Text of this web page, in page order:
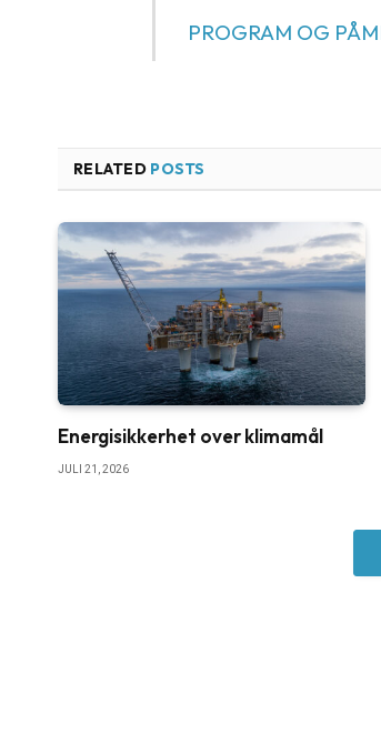
PROGRAM OG
RELATED POSTS
Energisikkerhet over klimamål
JULI 21, 2026